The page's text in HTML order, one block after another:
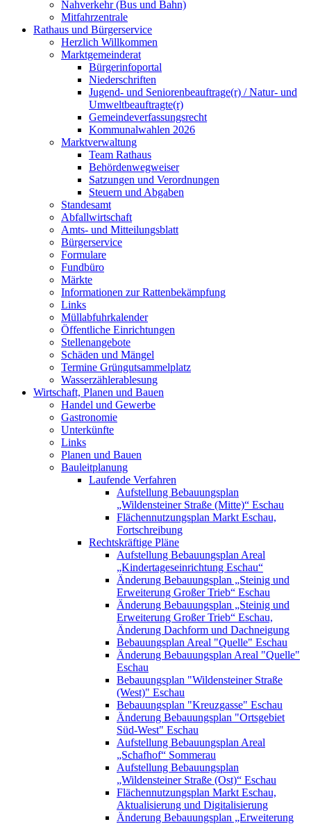
Nahverkehr (Bus und Bahn)
Mitfahrzentrale
Rathaus und Bürgerservice
Herzlich Willkommen
Marktgemeinderat
Bürgerinfoportal
Niederschriften
Jugend- und Seniorenbeauftrage(r) / Natur- und
Umweltbeauftragte(r)
Gemeindeverfassungsrecht
Kommunalwahlen 2026
Marktverwaltung
Team Rathaus
Behördenwegweiser
Satzungen und Verordnungen
Steuern und Abgaben
Standesamt
Abfallwirtschaft
Amts- und Mitteilungsblatt
Bürgerservice
Formulare
Fundbüro
Märkte
Informationen zur Rattenbekämpfung
Links
Müllabfuhrkalender
Öffentliche Einrichtungen
Stellenangebote
Schäden und Mängel
Termine Grüngutsammelplatz
Wasserzählerablesung
Wirtschaft, Planen und Bauen
Handel und Gewerbe
Gastronomie
Unterkünfte
Links
Planen und Bauen
Bauleitplanung
Laufende Verfahren
Aufstellung Bebauungsplan
„Wildensteiner Straße (Mitte)“ Eschau
Flächennutzungsplan Markt Eschau,
Fortschreibung
Rechtskräftige Pläne
Aufstellung Bebauungsplan Areal
„Kindertageseinrichtung Eschau“
Änderung Bebauungsplan „Steinig und
Erweiterung Großer Trieb“ Eschau
Änderung Bebauungsplan „Steinig und
Erweiterung Großer Trieb“ Eschau,
Änderung Dachform und Dachneigung
Bebauungsplan Areal "Quelle" Eschau
Änderung Bebauungsplan Areal "Quelle"
Eschau
Bebauungsplan "Wildensteiner Straße
(West)" Eschau
Bebauungsplan "Kreuzgasse" Eschau
Änderung Bebauungsplan "Ortsgebiet
Süd-West" Eschau
Aufstellung Bebauungsplan Areal
„Schafhof“ Sommerau
Aufstellung Bebauungsplan
„Wildensteiner Straße (Ost)“ Eschau
Flächennutzungsplan Markt Eschau,
Aktualisierung und Digitalisierung
Änderung Bebauungsplan „Erweiterung